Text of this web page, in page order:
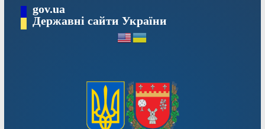
Перейтиgov.ua
Державні сайти України